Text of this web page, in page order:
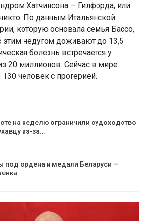
Хатчинсона — Гилфорда, или
По данным Итальянской
которую основала семья Бассо,
недугом доживают до 13,5
болезнь встречается у
20 миллионов. Сейчас в мире
130 человек с прогерией.
на неделю ограничили судоходство
из-за…
под ордена и медали Беларуси —